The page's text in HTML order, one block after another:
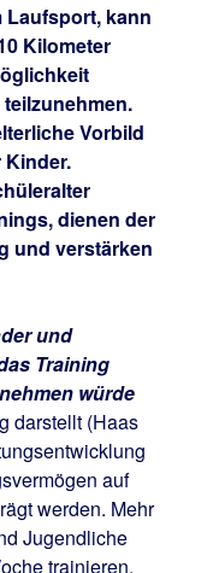
Laufsport, kann
Kilometer
Vorbild
dienen der
und verstärken
und
Training
würde
darstellt (Haas
auf
werden. Mehr
Jugendliche
trainieren.